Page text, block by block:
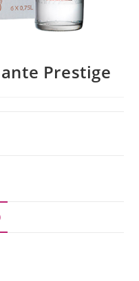
Prestige